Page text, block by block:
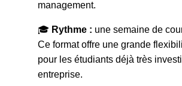
management.
🎓 Rythme : une semaine de
Ce format offre une grande
pour les étudiants déjà très
entreprise.